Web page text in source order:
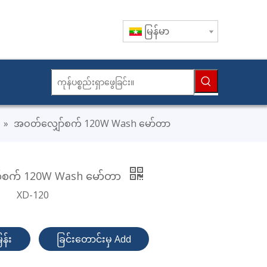
မြန်မာ
» အဝတ်လျှော်စက် 120W Wash မော်တာ
120W Wash မော်တာ
XD-120
း ခြင်းတောင်းမှ Add